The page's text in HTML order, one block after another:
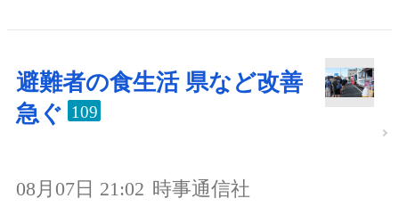
避難者の食生活 県など改善
急ぐ 109
08月07日 21:02 時事通信社